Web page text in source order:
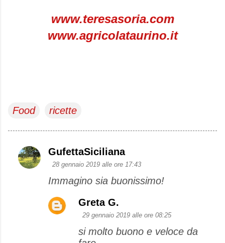
www.teresasoria.com
www.agricolataurino.it
Food ricette
C
GufettaSiciliana
28 gennaio 2019 alle ore 17:43
Immagino sia buonissimo!
Greta G.
29 gennaio 2019 alle ore 08:25
si molto buono e veloce da